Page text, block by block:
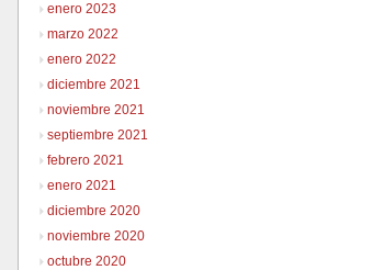
enero 2023
marzo 2022
enero 2022
diciembre 2021
noviembre 2021
septiembre 2021
febrero 2021
enero 2021
diciembre 2020
noviembre 2020
octubre 2020